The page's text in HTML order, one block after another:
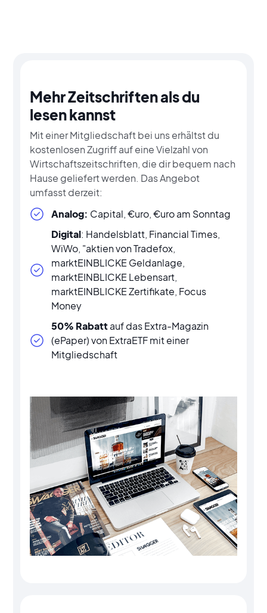
Mehr Zeitschriften als du
lesen kannst
Mit einer Mitgliedschaft bei uns erhältst du
kostenlosen Zugriff auf eine Vielzahl von
Wirtschaftszeitschriften, die dir bequem nach
Hause geliefert werden. Das Angebot
umfasst derzeit:
Analog: Capital, €uro, €uro am Sonntag
Digital: Handelsblatt, Financial Times,
WiWo, "aktien von Tradefox,
marktEINBLICKE Geldanlage,
marktEINBLICKE Lebensart,
marktEINBLICKE Zertifikate, Focus
Money
50% Rabattauf das Extra-Magazin
(ePaper) von ExtraETF mit einer
Mitgliedschaft